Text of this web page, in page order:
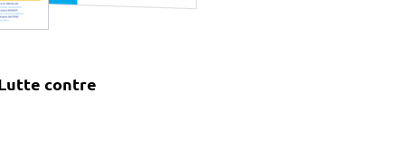
Lutte contre